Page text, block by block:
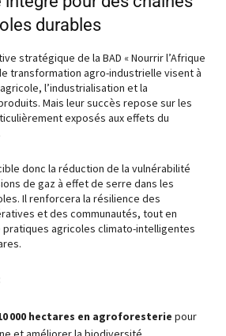
durables
stratégique de la BAD « Nourrir l’Afrique
transformation agro-industrielle visent à
l’industrialisation et la
Mais leur succès repose sur les
exposés aux effets du
donc la réduction de la vulnérabilité
de gaz à effet de serre dans les
Il renforcera la résilience des
et des communautés, tout en
pratiques agricoles climato-intelligentes
000 hectares en agroforesterie pour